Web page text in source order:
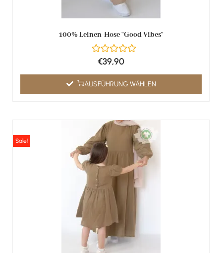
100% Leinen-Hose "Good Vibes"
€39,90
AUSFÜHRUNG WÄHLEN
Sale!